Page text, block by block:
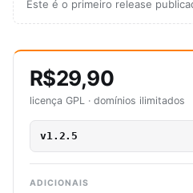
Este é o primeiro release
R$29,90
licença GPL · domínios ilimitados
v1.2.5
ADICIONAIS